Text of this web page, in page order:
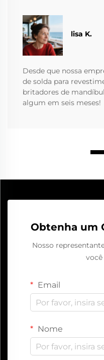
lisa K.
Desde que nossa
de solda para
britadores de
algum em seis meses!
Obtenha um
Nosso
você
Email
Nome